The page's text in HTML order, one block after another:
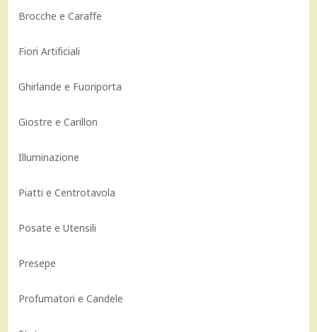
Brocche e Caraffe
Fiori Artificiali
Ghirlande e Fuoriporta
Giostre e Carillon
Illuminazione
Piatti e Centrotavola
Posate e Utensili
Presepe
Profumatori e Candele